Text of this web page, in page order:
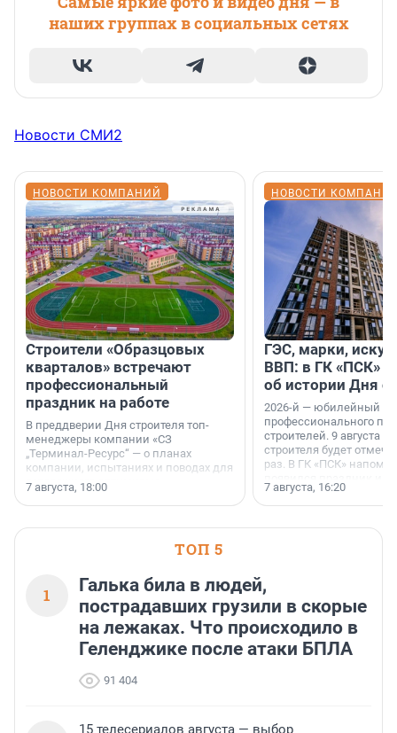
наших группах в социальных сетях
Новости СМИ2
НОВОСТИ КОМПАНИЙ
Строители «Образцовых
кварталов» встречают
профессиональный
праздник на работе
В преддверии Дня строителя топ-
менеджеры компании «СЗ
„Терминал-Ресурс“ — о планах
компании, испытаниях и поводах для
осторожного оптимизма.
7 августа, 18:00
НОВОСТИ
ГЭС, марки,
ВВП: в ГК «ПСК»
об истории Дня
2026-й — юбилейный
профессионального
строителей. 9 августа
строителя будет
раз. В ГК «ПСК»
поменялась роль
7 августа, 16:20
ТОП 5
1
Галька била в людей,
пострадавших грузили в скорые
на лежаках. Что происходило в
Геленджике после атаки БПЛА
91 404
15 телесериалов августа — выбор